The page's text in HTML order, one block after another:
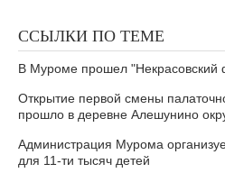
ССЫЛКИ ПО ТЕМЕ
В Муроме прошел "Некрасовский
Открытие первой смены
прошло в деревне Алешунино
Администрация Мурома
для 11-ти тысяч детей